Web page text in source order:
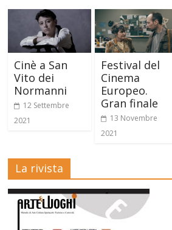
Cinè a San
Vito dei
Normanni
12 Settembre
2021
Festival del
Cinema
Europeo.
Gran finale
13 Novembre
2021
La rivista